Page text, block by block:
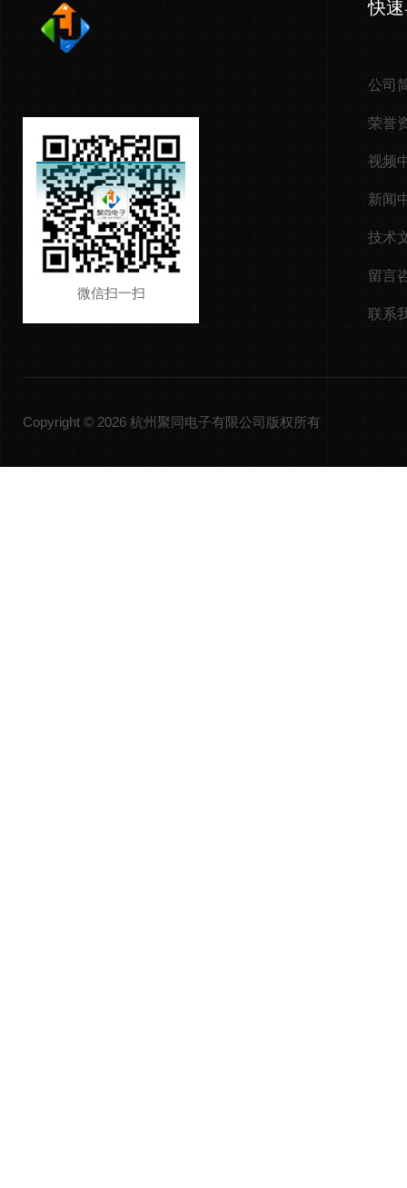
微信扫一扫
快
公司
荣誉
视频
新闻
技术
留言
联系
Copyright © 2026 杭州聚同电子有限公司版权所有